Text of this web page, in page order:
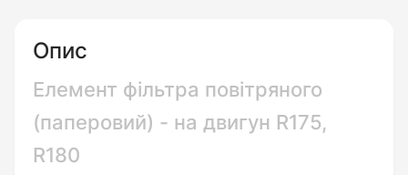
Опис
Елемент фільтра повітряного
(паперовий) - на двигун R175,
R180